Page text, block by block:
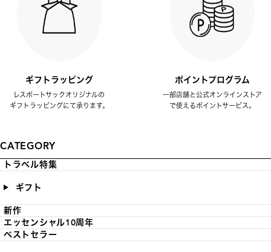
ギフトラッピング
レスポートサックオリジナルの
ギフトラッピングにて承ります。
ポイントプログラム
一部店舗と公式オンラインストア
で使えるポイントサービス。
CATEGORY
トラベル特集
ギフト
新作
エッセンシャル10周年
ベストセラー